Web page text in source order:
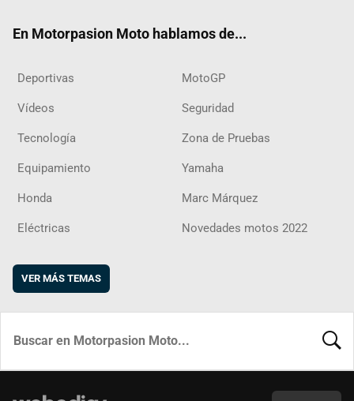
En Motorpasion Moto hablamos de...
Deportivas MotoGP
Vídeos Seguridad
Tecnología Zona de Pruebas
Equipamiento Yamaha
Honda Marc Márquez
Eléctricas Novedades motos 2022
VER MÁS TEMAS